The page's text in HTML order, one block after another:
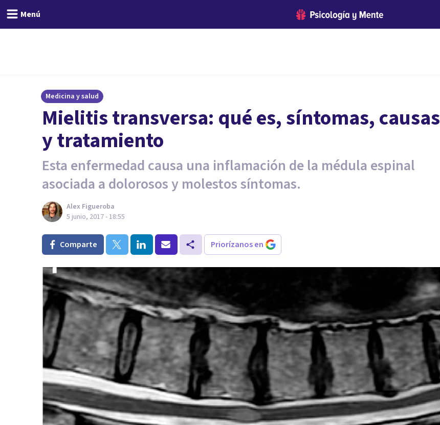
Menú
Medicina y salud
Mielitis transversa: qué es, síntomas, causas
y tratamiento
Esta enfermedad causa una inflamación de la médula espinal
asociada a dolorosos y molestos síntomas.
Alex Figueroba
5 junio, 2017 - 18:55
Comparte Priorízanos en